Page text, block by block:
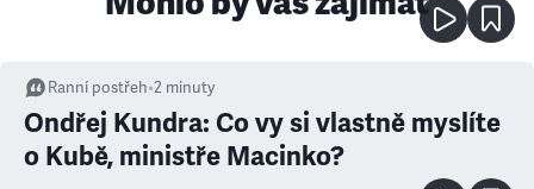
Ranní postřeh•2 minuty
Ondřej Kundra: Co vy si vlastně myslíte
o Kubě, ministře Macinko?